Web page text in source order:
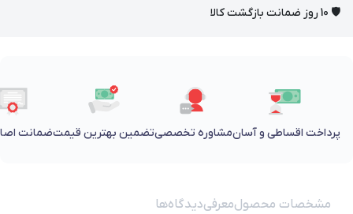
🛡 10 روز ضمانت بازگشت کالا
پرداخت اقساطی و آسانمشاوره تخصصیتضمین بهترین قیمتضمانت
مشخصات محصولمعرفیدیدگاه‌ها